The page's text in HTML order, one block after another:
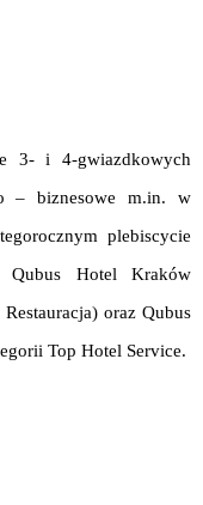
3- i 4-gwiazdkowych
– biznesowe m.in. w
plebiscycie
Qubus Hotel Kraków
oraz Qubus
Top Hotel Service.